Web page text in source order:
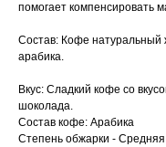
помогает компенсировать
Состав: Кофе
арабика.
Вкус: Сладкий кофе со
шоколада.
Состав кофе: Арабика
Степень обжарки - Средняя